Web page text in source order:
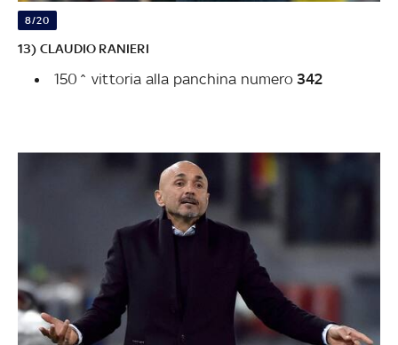
8/20
13) CLAUDIO RANIERI
150^ vittoria alla panchina numero 342